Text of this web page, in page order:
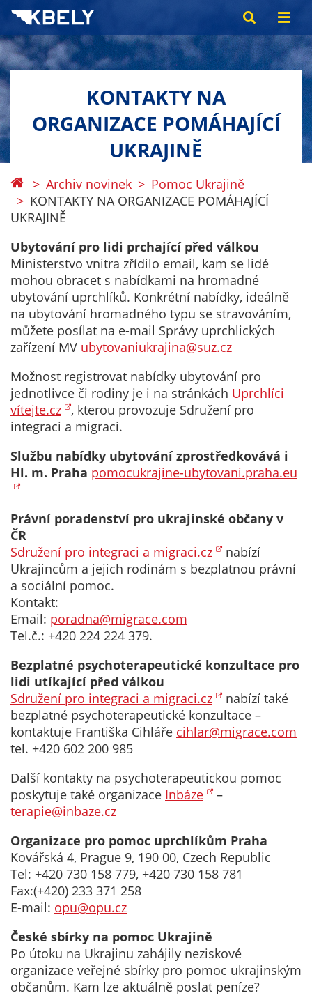
KONTAKTY NA
ORGANIZACE POMÁHAJÍCÍ
UKRAJINĚ
Archiv novinek
Pomoc Ukrajině
KONTAKTY NA ORGANIZACE POMÁHAJÍCÍ
UKRAJINĚ
Ubytování pro lidi prchající před válkou
Ministerstvo vnitra zřídilo email, kam se lidé
mohou obracet s nabídkami na hromadné
ubytování uprchlíků. Konkrétní nabídky, ideálně
na ubytování hromadného typu se stravováním,
můžete posílat na e-mail Správy uprchlických
zařízení MV ubytovaniukrajina@suz.cz
Možnost registrovat nabídky ubytování pro
jednotlivce či rodiny je i na stránkách Uprchlíci
vítejte.cz , kterou provozuje Sdružení pro
integraci a migraci.
Službu nabídky ubytování zprostředkovává i
Hl. m. Praha pomocukrajine-ubytovani.praha.eu
Právní poradenství pro ukrajinské občany v
ČR
Sdružení pro integraci a migraci.cz nabízí
Ukrajincům a jejich rodinám s bezplatnou právní
a sociální pomoc.
Kontakt:
Email: poradna@migrace.com
Tel.č.: +420 224 224 379.
Bezplatné psychoterapeutické konzultace pro
lidi utíkající před válkou
Sdružení pro integraci a migraci.cz nabízí také
bezplatné psychoterapeutické konzultace –
kontaktuje Františka Cihláře cihlar@migrace.com
tel. +420 602 200 985
Další kontakty na psychoterapeutickou pomoc
poskytuje také organizace Inbáze –
terapie@inbaze.cz
Organizace pro pomoc uprchlíkům Praha
Kovářská 4, Prague 9, 190 00, Czech Republic
Tel: +420 730 158 779, +420 730 158 781
Fax:(+420) 233 371 258
E-mail: opu@opu.cz
České sbírky na pomoc Ukrajině
Po útoku na Ukrajinu zahájily neziskové
organizace veřejné sbírky pro pomoc ukrajinským
občanům. Kam lze aktuálně poslat peníze?
Technické
cookies
Technické
nezbytné pro
správné
fungování
funkcí, které
nabízí.
Nepožadujeme
využitím
cookies na
našem webu. Z
cookies
deaktivovány
aktivovány.
Analytické
cookies nám
měření
výkonu
našeho webu
a našich
Jejich pomocí
určujeme
počet návštěv
a zdroje